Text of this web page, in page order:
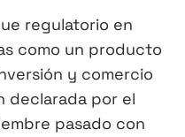
regulatorio en
como un producto
y comercio
declarada por el
pasado con